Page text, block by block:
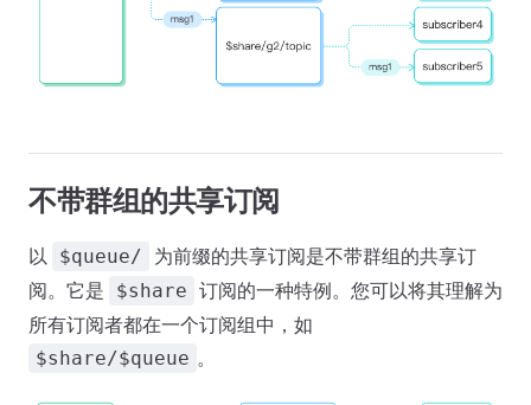
不带群组的共享订阅
以 $queue/
为前缀的共享订阅是不带群组的共享订
阅。它是
$share 订阅的一种特例。您可以将其理解为
所有订阅者都在一个订阅组中，如
$share/$queue 。